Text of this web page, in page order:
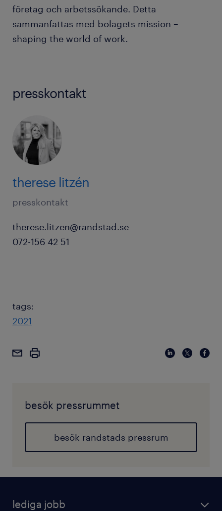
företag och arbetssökande. Detta
sammanfattas med bolagets mission –
shaping the world of work.
presskontakt
therese litzén
presskontakt
therese.litzen@randstad.se
072-156 42 51
tags:
2021
besök pressrummet
besök randstads pressrum
lediga jobb